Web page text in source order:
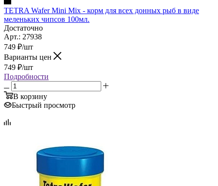
TETRA Wafer Mini Mix - корм для всех донных рыб в виде
меленьких чипсов 100мл.
Достаточно
Арт.: 27938
749 ₽/шт
Варианты цен
749 ₽/шт
Подробности
В корзину
Быстрый просмотр